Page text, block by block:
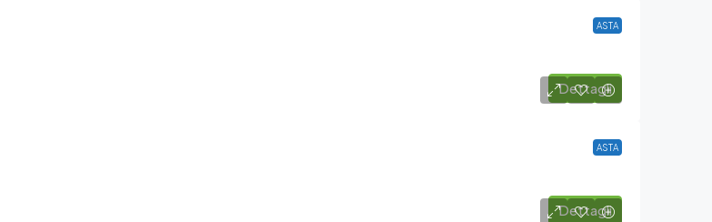
ASTA
Dettagli
ASTA
Dettagli